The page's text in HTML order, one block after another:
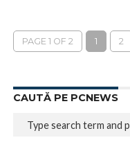
PAGE 1 OF 2 1 2
CAUTĂ PE PCNEWS